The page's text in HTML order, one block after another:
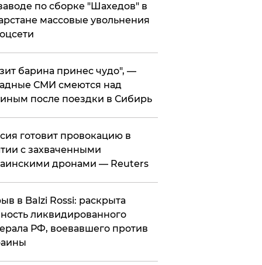
по сборке "Шахедов" в
массовые увольнения
барина принес чудо", —
СМИ смеются над
после поездки в Сибирь
готовит провокацию в
с захваченными
дронами — Reuters
в Balzi Rossi: раскрыта
ликвидированного
РФ, воевавшего против